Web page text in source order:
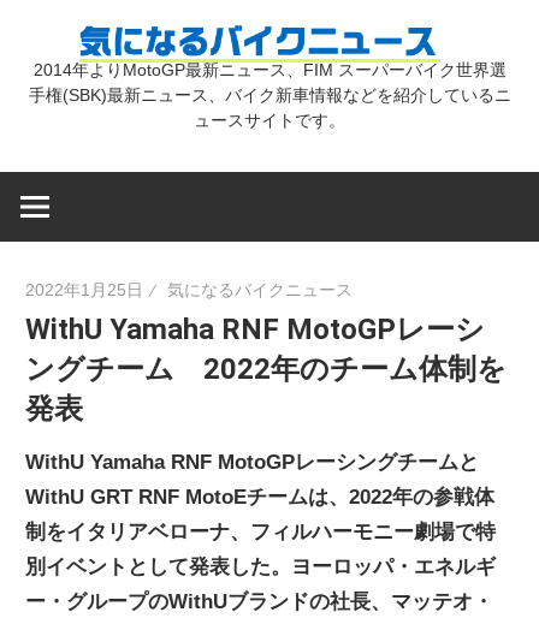
気
バ
ク
ニ
2014年よりMotoGP最新ニュース、FIM スーパーバイク世界選
手権(SBK)最新ニュース、バイク新車情報などを紹介しているニ
ュースサイトです。
2022年1月25日 気になるバイクニュース
WithU Yamaha RNF MotoGPレーシ
ングチーム 2022年のチーム体制を
発表
WithU Yamaha RNF MotoGPレーシングチームと
WithU GRT RNF MotoEチームは、2022年の参戦体
制をイタリアベローナ、フィルハーモニー劇場で特
別イベントとして発表した。ヨーロッパ・エネルギ
ー・グループのWithUブランドの社長、マッテオ・